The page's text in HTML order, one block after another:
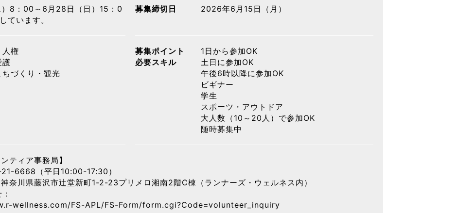
8：00～6月28日（日）15：0
ています。
募集締切日 2026年6月15日（月）
人権
護
づくり・観光
募集ポイント
必要スキル
1日から参加OK
土日に参加OK
午後6時以降に参加OK
ビギナー
学生
スポーツ・アウトドア
大人数（10～20人）で参加OK
随時募集中
ティア事務局】
6668（平日10:00-17:30）
奈川県藤沢市辻堂新町1-2-23プリメロ湘南2階C棟（ランナーズ・ウェルネス内）
wellness.com/FS-APL/FS-Form/form.cgi?Code=volunteer_inquiry